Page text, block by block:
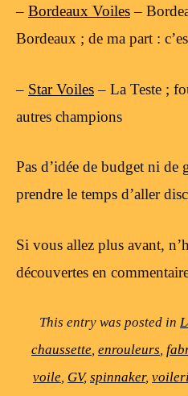
– Bordeaux Voiles–
Bordeaux ; de ma part :
– Star Voiles– La Teste ;
autres champions
Pas d’idée de budget ni
prendre le temps d’aller
Si vous allez plus avant,
découvertes en
This entry was posted in
chaussette, enrouleurs,
voile, GV, spinnaker,